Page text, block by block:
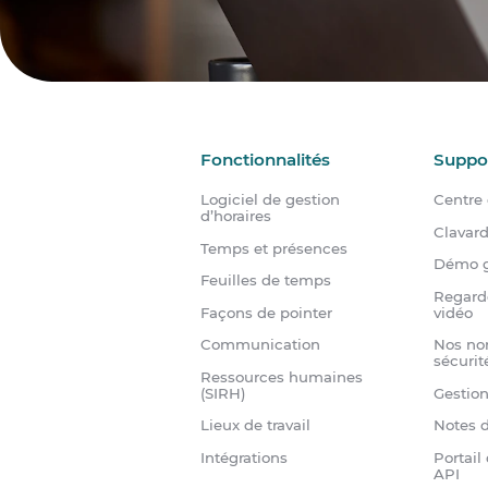
Fonctionnalités
Logiciel de gestion
d’horaires
Temps et présences
Feuilles de temps
Façons de pointer
Communication
Ressources humaines
(SIRH)
Lieux de travail
Intégrations
Centre
Démo
vidéo
Nos
Notes
Portail
API